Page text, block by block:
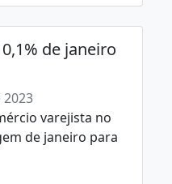
de janeiro
varejista no
de janeiro para